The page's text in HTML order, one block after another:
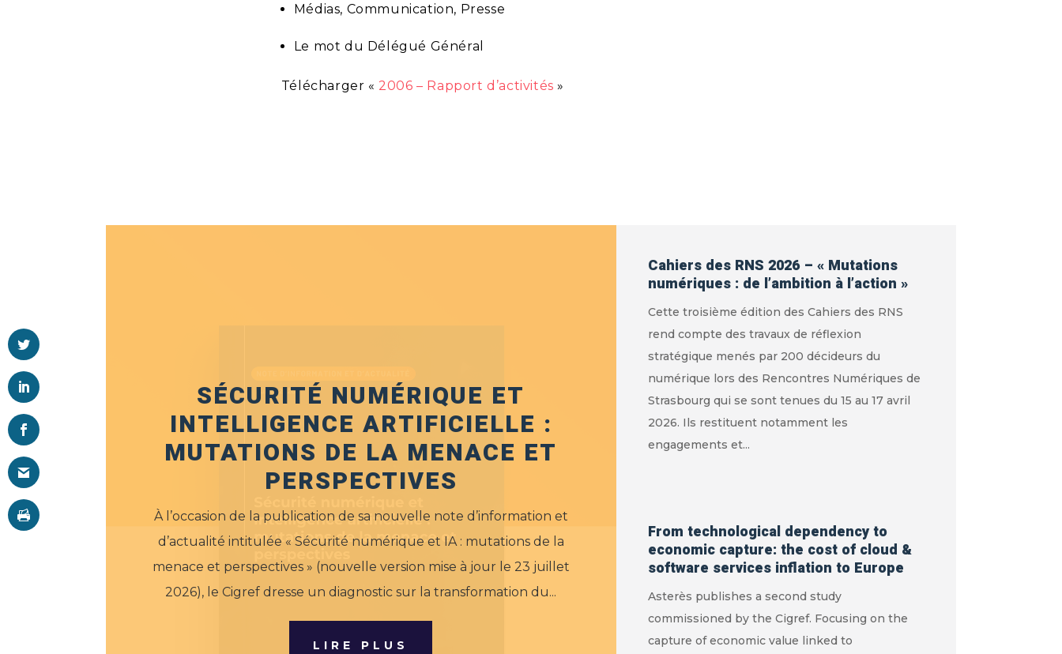
Médias, Communication, Presse
Le mot du Délégué Général
Télécharger « 2006 – Rapport d’activités »
SÉCURITÉ NUMÉRIQUE ET
INTELLIGENCE ARTIFICIELLE :
MUTATIONS DE LA MENACE ET
PERSPECTIVES
À l’occasion de la publication de sa nouvelle note d’information et
d’actualité intitulée « Sécurité numérique et IA : mutations de la
menace et perspectives » (nouvelle version mise à jour le 23 juillet
2026), le Cigref dresse un diagnostic sur la transformation du...
LIRE PLUS
Cahiers des RNS 2026 – « Mutations
numériques : de l’ambition à l’action »
Cette troisième édition des Cahiers des RNS
rend compte des travaux de réflexion
stratégique menés par 200 décideurs du
numérique lors des Rencontres Numériques de
Strasbourg qui se sont tenues du 15 au 17 avril
2026. Ils restituent notamment les
engagements et...
From technological dependency to
economic capture: the cost of cloud &
software services inflation to Europe
Asterès publishes a second study
commissioned by the Cigref. Focusing on the
capture of economic value linked to